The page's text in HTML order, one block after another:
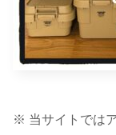
※ 当サイトでは